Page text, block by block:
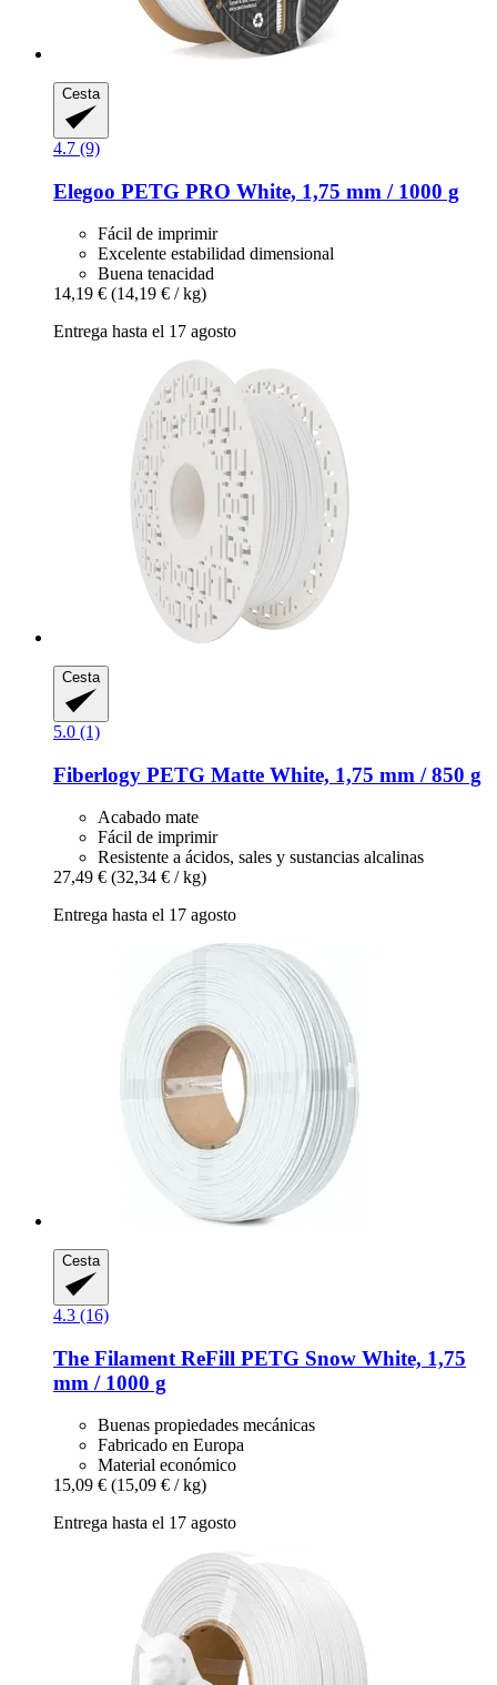
Cesta
4.7 (9)
Elegoo PETG PRO White, 1,75 mm / 1000 g
Fácil de imprimir
Excelente estabilidad dimensional
Buena tenacidad
14,19 € (14,19 € / kg)
Entrega hasta el 17 agosto
Cesta
5.0 (1)
Fiberlogy PETG Matte White, 1,75 mm / 850 g
Acabado mate
Fácil de imprimir
Resistente a ácidos, sales y sustancias alcalinas
27,49 € (32,34 € / kg)
Entrega hasta el 17 agosto
Cesta
4.3 (16)
The Filament ReFill PETG Snow White, 1,75
mm / 1000 g
Buenas propiedades mecánicas
Fabricado en Europa
Material económico
15,09 € (15,09 € / kg)
Entrega hasta el 17 agosto